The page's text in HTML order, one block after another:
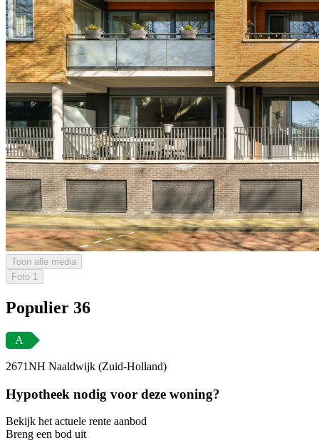
Toon alle media
Foto 1
Populier 36
A
2671NH Naaldwijk (Zuid-Holland)
Hypotheek nodig voor deze woning?
Bekijk het actuele rente aanbod
Breng een bod uit